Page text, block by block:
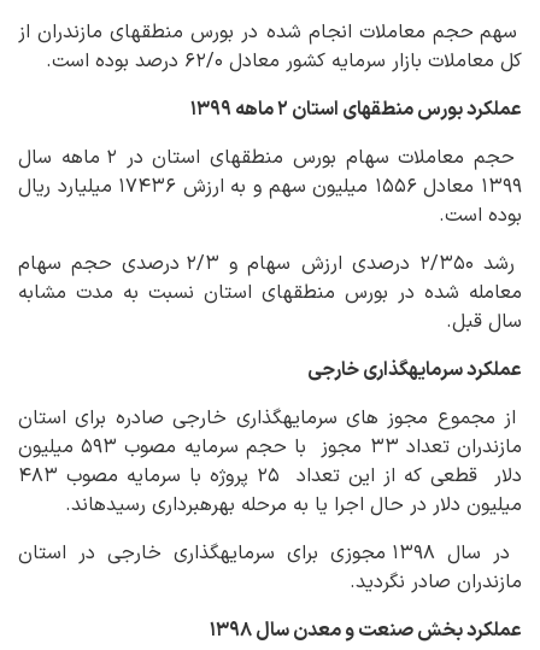
سهم حجم معاملات انجام شده در بورس منطقه‏ای مازندران از
کل معاملات بازار سرمایه کشور معادل ۶۲/۰ درصد بوده است.
عملکرد بورس منطقه‏ای استان ۲ ماهه ۱۳۹۹
حجم معاملات سهام بورس منطقه‏ای استان در ۲ ماهه سال
۱۳۹۹ معادل ۱۵۵۶ میلیون سهم و به ارزش ۱۷۴۳۶ میلیارد ریال
بوده است.
رشد ۲/۳۵۰ درصدی ارزش سهام و ۲/۳ درصدی حجم سهام
معامله شده در بورس منطقه‏ای استان نسبت به مدت مشابه
سال قبل.
عملکرد سرمایه‏گذاری خارجی
از مجموع مجوز های سرمایه‏گذاری خارجی صادره برای استان
مازندران تعداد ۳۳ مجوز با حجم سرمایه مصوب ۵۹۳ میلیون
دلار قطعی که از این تعداد ۲۵ پروژه با سرمایه مصوب ۴۸۳
میلیون دلار در حال اجرا یا به مرحله بهره‏برداری رسیده‏اند.
در سال ۱۳۹۸ مجوزی برای سرمایه‏گذاری خارجی در استان
مازندران صادر نگردید.
عملکرد بخش صنعت و معدن سال ۱۳۹۸